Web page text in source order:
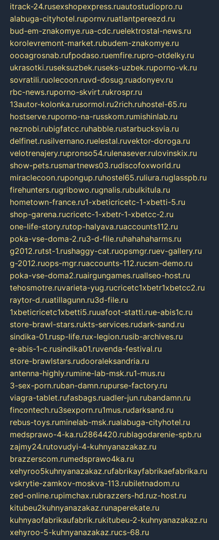
itrack-24.rusexshopexpress.ruautostudiopro.ru
alabuga-cityhotel.rupornv.ruatlantpereezd.ru
bud-em-znakomye.rua-cdc.ruelektrostal-news.ru
korolevremont-market.rubudem-znakomye.ru
oooagrosnab.rufpodaso.ruemfire.rupro-otdelky.ru
ukrasotki.ruseksuzbek.ruseks-uzbek.ruporno-vk.ru
sovratili.ruolecoon.ruvd-dosug.ruadonyev.ru
rbc-news.ruporno-skvirt.rukrospr.ru
13autor-kolonka.rusormol.ru2rich.ruhostel-65.ru
hostserve.ruporno-na-russkom.rumishinlab.ru
neznobi.rubigfatcc.ruhabble.rustarbucksvia.ru
delfinet.rusilvernano.ruelestal.ruvektor-doroga.ru
velotrenajery.rupronso54.rulenasever.rulovinskix.ru
show-pets.rusmartnews03.rudiscofoxworld.ru
miraclecoon.rupongup.ruhostel65.ruliura.ruglasspb.ru
firehunters.rugribowo.rugnalis.rubulkitula.ru
hometown-france.ru1-xbeticricetc-1-xbetti-5.ru
shop-garena.rucricetc-1-xbetr-1-xbetcc-2.ru
one-life-story.rutop-halyava.ruaccounts112.ru
poka-vse-doma-2.ru3-d-file.ruhahahaharms.ru
g2012.rutst-1.rushaggy-cat.ruopsmgr.ruev-gallery.ru
g-2012.ruops-mgr.ruaccounts-112.rucsm-demo.ru
poka-vse-doma2.ruairgungames.ruallseo-host.ru
tehosmotre.ruvarieta-yug.rucricetc1xbetr1xbetcc2.ru
raytor-d.ruatillagunn.ru3d-file.ru
1xbeticricetc1xbetti5.ruuafoot-statti.rue-abis1c.ru
store-brawl-stars.rukts-services.rudark-sand.ru
sindika-01.rusp-life.rux-legion.rusib-archives.ru
e-abis-1-c.rusindika01.ruvenda-festival.ru
store-brawlstars.rudooraleksandria.ru
antenna-highly.rumine-lab-msk.ru1-mus.ru
3-sex-porn.ruban-damn.rupurse-factory.ru
viagra-tablet.rufasbags.ruadler-jun.rubandamn.ru
fincontech.ru3sexporn.ru1mus.rudarksand.ru
rebus-toys.ruminelab-msk.rualabuga-cityhotel.ru
medsprawo-4-ka.ru2864420.rublagodarenie-spb.ru
zajmy24.rutovudyi-4-kuhnyanazakaz.ru
brazzerscom.rumedsprawo4ka.ru
xehyroo5kuhnyanazakaz.rufabrikayfabrikaefabrika.ru
vskrytie-zamkov-moskva-113.rubiletnadom.ru
zed-online.rupimchax.rubrazzers-hd.ruz-host.ru
kitubeu2kuhnyanazakaz.runaperekate.ru
kuhnyaofabrikaufabrik.rukitubeu-2-kuhnyanazakaz.ru
xehyroo-5-kuhnyanazakaz.rucs-68.ru